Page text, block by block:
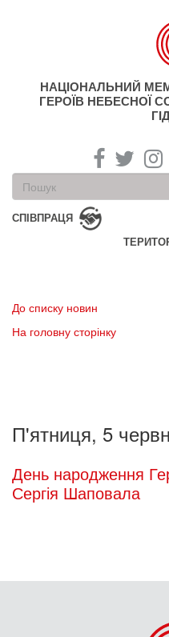
НАЦІОНАЛЬНИЙ
ГЕРОЇВ НЕБЕСНОЇ
Пошукова
форма
Пошук
СПІВПРАЦЯ
До списку новин
На головну сторінку
П'ятниця, 5
День народження
Сергія Шаповала